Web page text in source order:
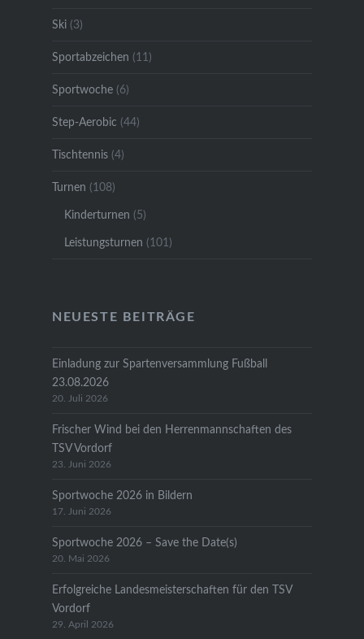
Ski(3)
Sportabzeichen (11)
Sportwoche(6)
Step-Aerobic (44)
Tischtennis(4)
Turnen (108)
Kinderturnen (5)
Leistungsturnen (101)
NEUESTE BEITRÄGE
Einladung zur Spartenversammlung Fußball
23.08.2026
20. Juli 2026
Frischer Wind bei den Herrenmannschaften des
TSV Vordorf
23. Juni 2026
Sportwoche 2026 in Bildern
17. Juni 2026
Sportwoche 2026 – Save the Date(s)
20. Mai 2026
Erfolgreiche Landesmeisterschaften für den TSV
Vordorf
29. April 2026